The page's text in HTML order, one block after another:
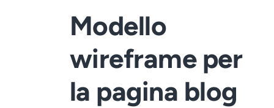
Modello
wireframe per
la pagina blog